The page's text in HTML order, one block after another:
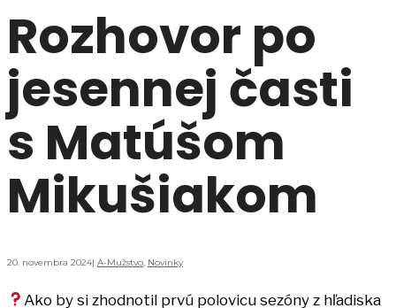
Rozhovor po
jesennej časti
s Matúšom
Mikušiakom
20. novembra 2024| A-Mužstvo, Novinky
Ako by si zhodnotil prvú polovicu sezóny z hľadiska